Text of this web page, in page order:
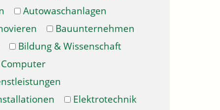
Autowaschanlagen
Bauunternehmen
Bildung & Wissenschaft
Computer
Elektrotechnik